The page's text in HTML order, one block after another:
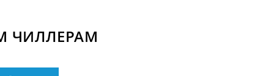
ЧИЛЛЕРАМ